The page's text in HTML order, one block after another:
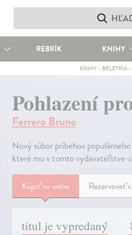
REBRÍK KNIHY
KNIHY - BELETRIA -
Pohlazení
Ferrero Bruno
Nový súbor príbehov
které mu v tomto vydavateľstve
Kúpiťna webe Rezervovať
titul je vypredaný